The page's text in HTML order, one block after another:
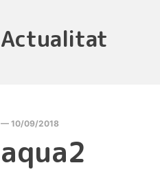
Actualitat
— 10/09/2018
aqua2